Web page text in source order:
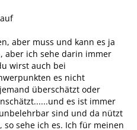
aber muss und kann es ja
aber ich sehe darin immer
wirst auch bei
es nicht
überschätzt oder
es ist immer
sind und da nützt
sehe ich es. Ich für meinen